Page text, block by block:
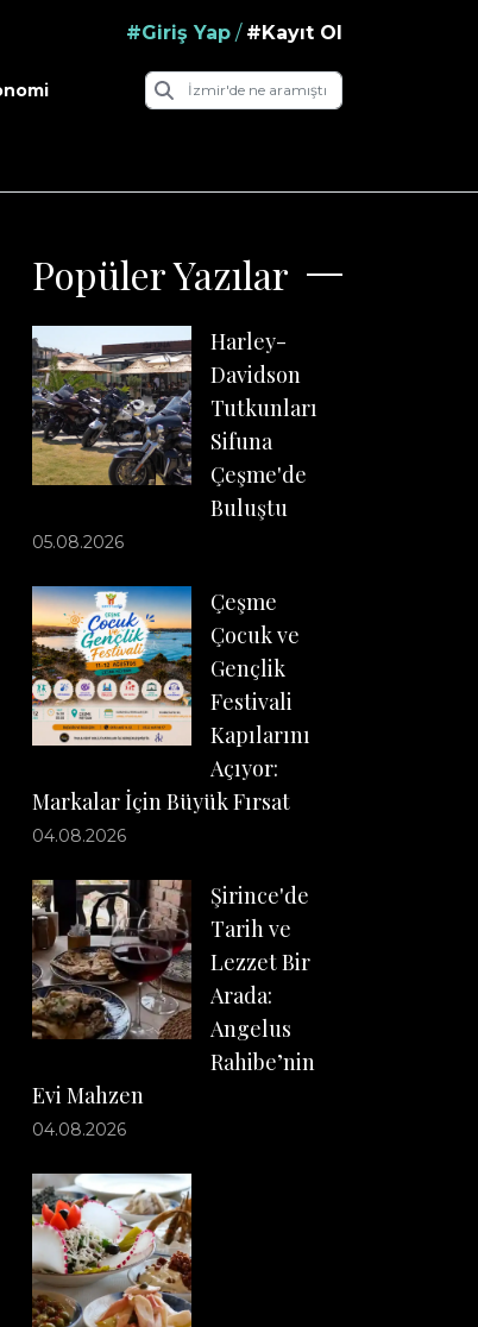
#Giriş Yap / #Kayıt Ol
Popüler Yazılar
Harley-
Davidson
Tutkunları
Sifuna
Çeşme'de
Buluştu
05.08.2026
Çeşme
Çocuk ve
Gençlik
Festivali
Kapılarını
Açıyor:
Markalar İçin Büyük Fırsat
04.08.2026
Şirince'de
Tarih ve
Lezzet Bir
Arada:
Angelus
Rahibe’nin
Evi Mahzen
04.08.2026